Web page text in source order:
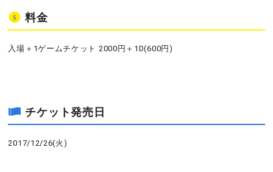
料金
入場＋1ゲームチケット 2000円＋1D(600円)
チケット発売日
2017/12/26(火)